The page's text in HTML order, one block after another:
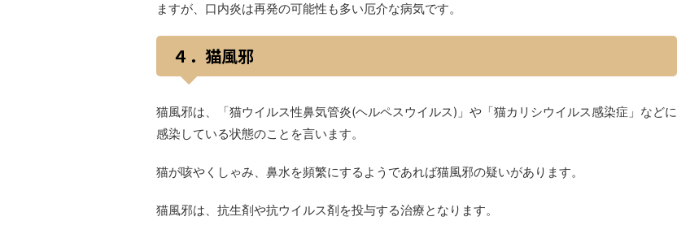
ますが、口内炎は再発の可能性も多い厄介な病気です。
４．猫風邪
猫風邪は、「猫ウイルス性鼻気管炎(ヘルペスウイルス)」や「猫カリシウイルス感染症」などに
感染している状態のことを言います。
猫が咳やくしゃみ、鼻水を頻繁にするようであれば猫風邪の疑いがあります。
猫風邪は、抗生剤や抗ウイルス剤を投与する治療となります。